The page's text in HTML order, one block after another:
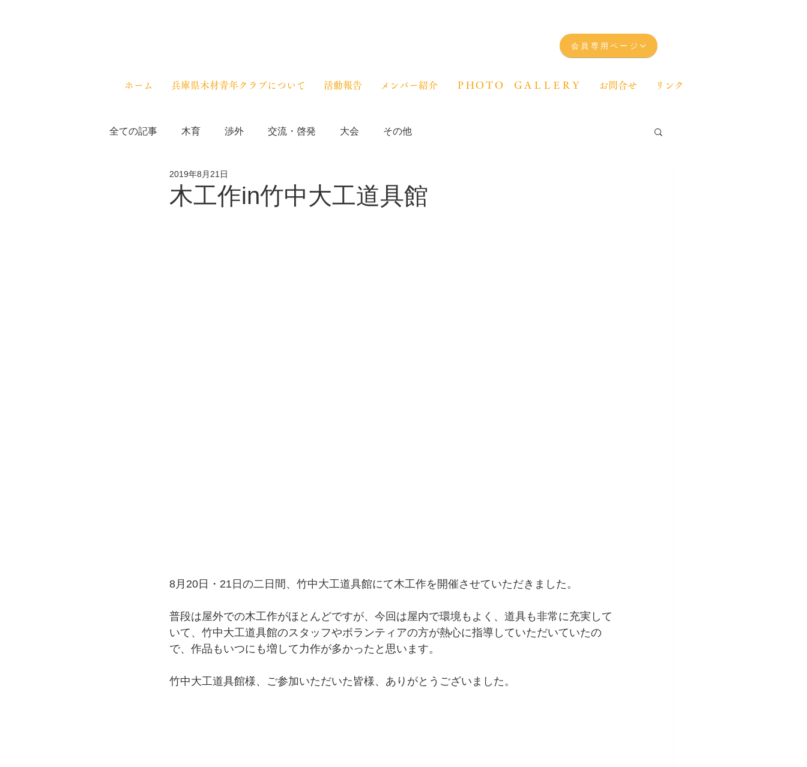
会員専用ページ
ホーム 兵庫県木材青年クラブについて 活動報告 メンバー紹介 ＰＨＯＴＯ ＧＡＬＬＥＲＹ お問合せ リンク
全ての記事 木育 渉外 交流・啓発 大会 その他
木工作in竹中大工道具館
2019年8月21日
8月20日・21日の二日間、竹中大工道具館にて木工作を開催させていただきました。
普段は屋外での木工作がほとんどですが、今回は屋内で環境もよく、道具も非常に充実して
いて、竹中大工道具館のスタッフやボランティアの方が熱心に指導していただいていたの
で、作品もいつにも増して力作が多かったと思います。
竹中大工道具館様、ご参加いただいた皆様、ありがとうございました。